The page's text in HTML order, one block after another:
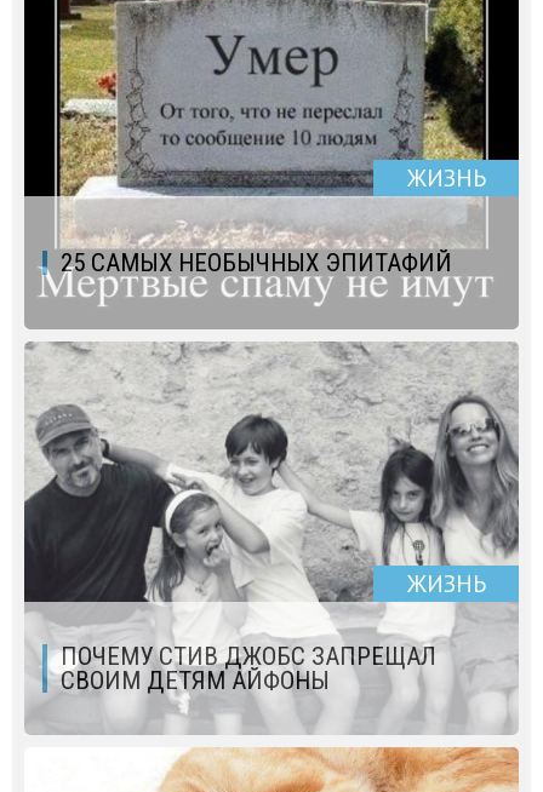
ЖИЗНЬ
25 САМЫХ НЕОБЫЧНЫХ ЭПИТАФИЙ
ЖИЗНЬ
ПОЧЕМУ СТИВ ДЖОБС ЗАПРЕЩАЛ
СВОИМ ДЕТЯМ АЙФОНЫ